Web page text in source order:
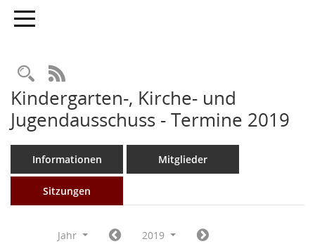
Toggle navigation
Rechercheauswahl
RSS-Feed
Kindergarten-, Kirche- und
Jugendausschuss - Termine 2019
Informationen Mitglieder
Sitzungen
Jahr
2019